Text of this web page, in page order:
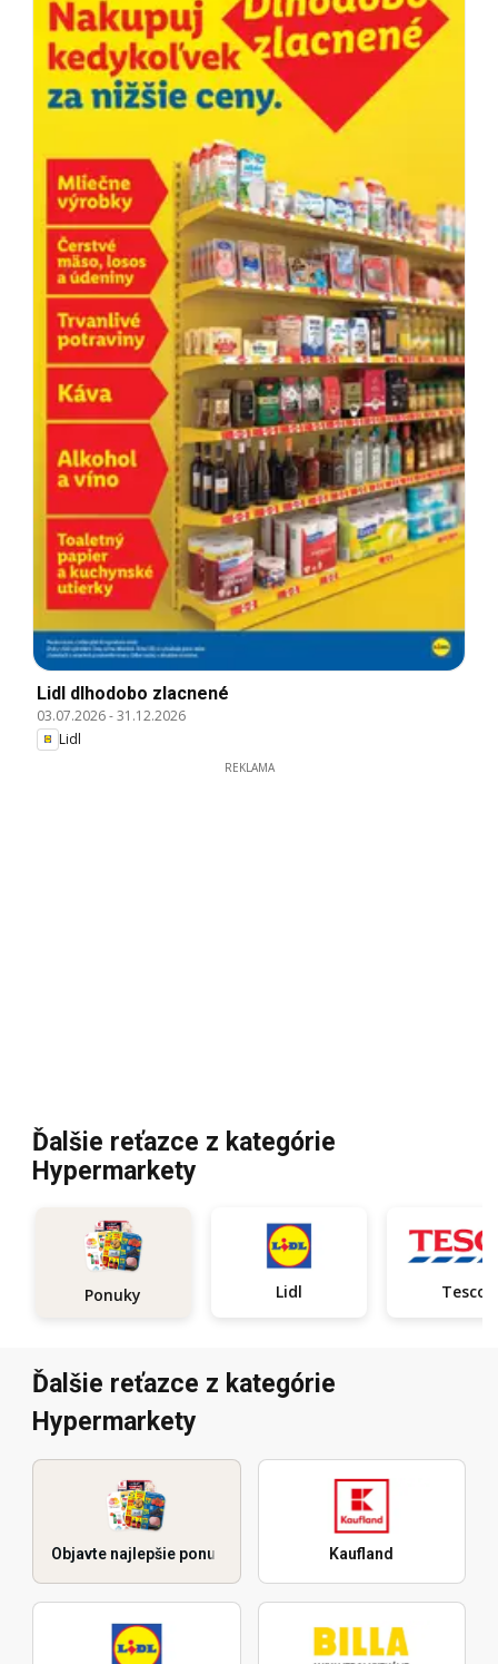
Lidl dlhodobo zlacnené
03.07.2026-31.12.2026
Lidl
REKLAMA
Ďalšie reťazce z kategórie
Hypermarkety
Ponuky Lidl Tesco
Ďalšie reťazce z kategórie
Hypermarkety
Objavte najlepšie ponuky Kaufland